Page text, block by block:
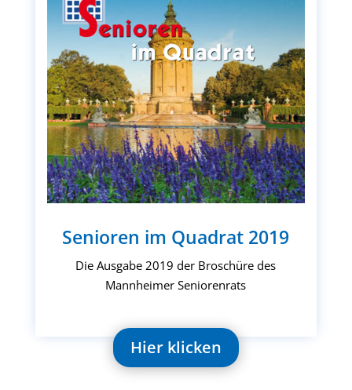
Senioren im Quadrat 2019
Die Ausgabe 2019 der Broschüre des
Mannheimer Seniorenrats
Hier klicken